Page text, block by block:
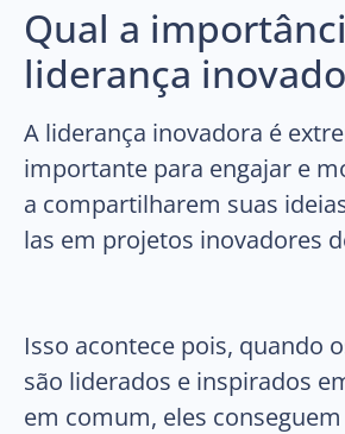
Qual a
liderança
A liderança inovadora é
importante para engajar e
a compartilharem suas
las em projetos inovadores
Isso acontece pois, quando
são liderados e inspirados
em comum, eles